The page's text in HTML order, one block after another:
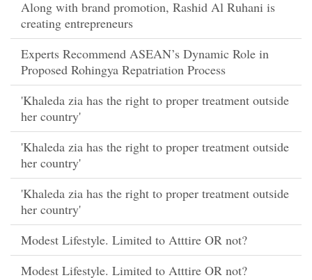
Along with brand promotion, Rashid Al Ruhani is
creating entrepreneurs
Experts Recommend ASEAN’s Dynamic Role in
Proposed Rohingya Repatriation Process
'Khaleda zia has the right to proper treatment outside
her country'
'Khaleda zia has the right to proper treatment outside
her country'
'Khaleda zia has the right to proper treatment outside
her country'
Modest Lifestyle. Limited to Atttire OR not?
Modest Lifestyle. Limited to Atttire OR not?